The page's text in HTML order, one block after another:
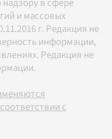
и массовых
г. Редакция не
информации,
Редакция не
с